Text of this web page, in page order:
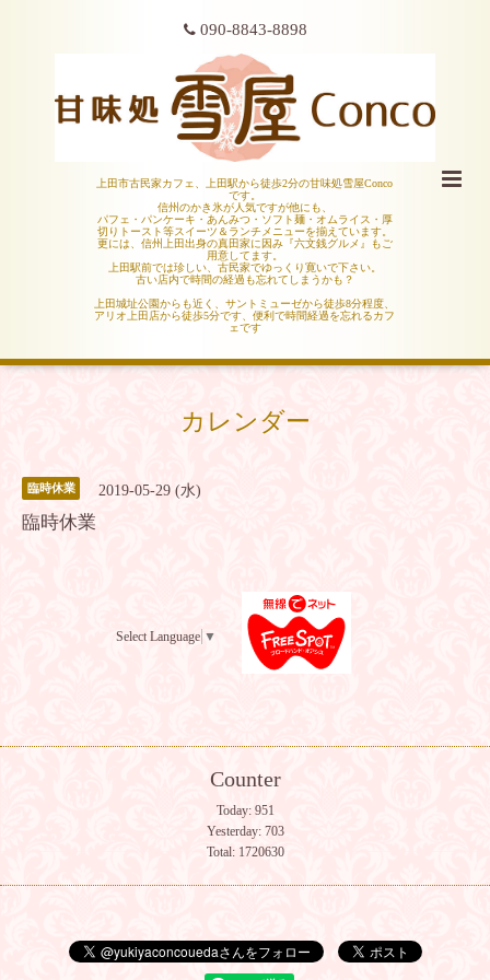
090-8843-8898
上田市古民家カフェ、上田駅から徒歩2分の甘味処雪屋Conco
です。
信州のかき氷が人気ですが他にも、
パフェ・パンケーキ・あんみつ・ソフト麺・オムライス・厚
切りトースト等スイーツ＆ランチメニューを揃えています。
更には、信州上田出身の真田家に因み『六文銭グルメ』もご
用意してます。
上田駅前では珍しい、古民家でゆっくり寛いで下さい。
古い店内で時間の経過も忘れてしまうかも？
上田城址公園からも近く、サントミューゼから徒歩8分程度、
アリオ上田店から徒歩5分です、便利で時間経過を忘れるカフ
ェです
カレンダー
臨時休業 2019-05-29 (水)
臨時休業
Select Language ▼
Counter
Today: 951
Yesterday: 703
Total: 1720630